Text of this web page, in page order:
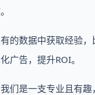
的数据中获取经验
广告，提升ROI。
们是一支专业且有